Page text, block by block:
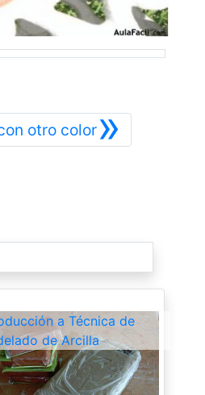
»
otro colorSiguiente
a Técnica de
de Arcilla